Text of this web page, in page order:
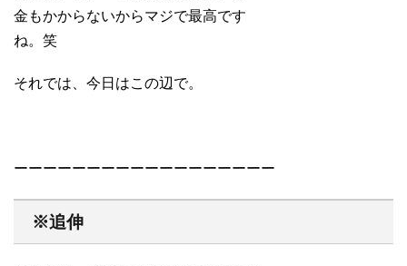
金もかからないからマジで最高です
ね。笑
それでは、今日はこの辺で。
ーーーーーーーーーーーーーーーーーー
※追伸